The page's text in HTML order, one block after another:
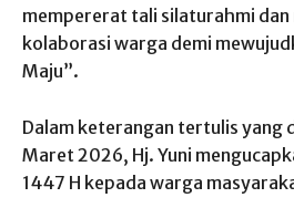
mempererat tali silaturahmi
kolaborasi warga demi
Maju”.
Dalam keterangan tertulis yang
Maret 2026, Hj. Yuni
1447 H kepada warga